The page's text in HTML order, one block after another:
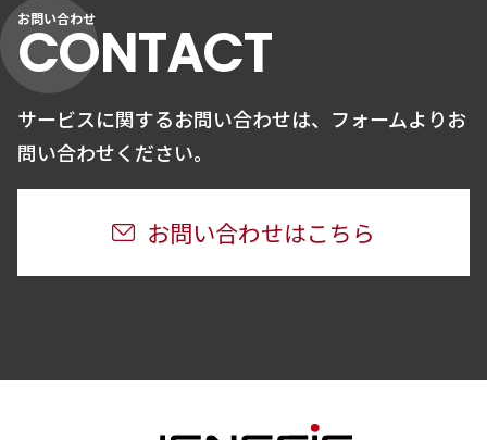
お問い合わせ
CONTACT
サービスに関するお問い合わせは、 フォームよりお
問い合わせください。
お問い合わせはこちら